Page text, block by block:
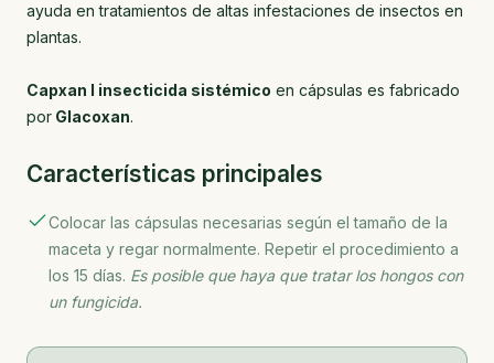
ayuda en tratamientos de altas infestaciones de insectos en
plantas.
Capxan I insecticida sistémico en cápsulas es fabricado
por Glacoxan.
Características principales
Colocar las cápsulas necesarias según el tamaño de la
maceta y regar normalmente. Repetir el procedimiento a
los 15 días. Es posible que haya que tratar los hongos con
un fungicida.